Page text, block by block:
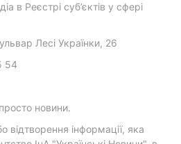
в Реєстрі суб’єктів у сфері
Лесі Українки, 26
54
новини.
відтворення інформації, яка